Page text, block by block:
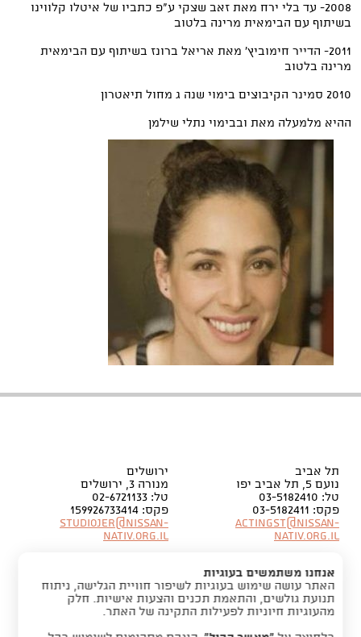
2008- עד בלי ירח מאת זאב שצקי ע"פ כתביו של איטלו קלווינו
בשיתוף עם הבימאית מרינה בלטוב
2011- הדייר חימוביץ' מאת אריאל ברונז בשיתוף עם הבימאית
מרינה בלטוב
2010 סמינר הקיבוצים בימוי שנה ג מחול תיאטרון
ההיא מלמעלה מאת ובבימוי נתלי שילמן
תל אביב
נועם 5, תל אביב יפו
טל: 03-5182410
פקס: 03-5182411
Actingst@nissan-
nativ.org.il
ירושלים
מנורה 3, ירושלים
טל: 02-6721133
פקס: 159926733414
Studiojer@nissan-
nativ.org.il
אנחנו משתמשים בעוגיות
האתר עושה שימוש בעוגיות לשיפור חוויית הגלישה, ניתוח
תנועת גולשים, והתאמת תכנים והצעות אישיות. חלק
מהעוגיות חיוניות לפעילות התקינה של האתר.